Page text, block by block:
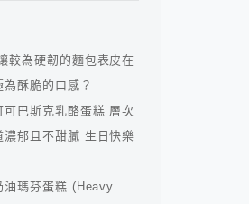
較為硬韌的麵包表皮在
酥脆的口感？
巴斯克乳酪蛋糕 層次
濃郁且不甜膩 生日快樂
油瑪芬蛋糕 (Heavy